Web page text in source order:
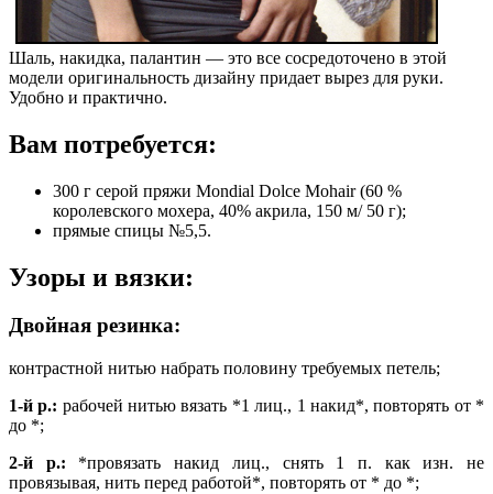
Шаль, накидка, палантин — это все сосредоточено в этой
модели оригинальность дизайну придает вырез для руки.
Удобно и практично.
Вам потребуется:
300 г серой пряжи Mondial Dolce Mohair (60 %
королевского мохера, 40% акрила, 150 м/ 50 г);
прямые спицы №5,5.
Узоры и вязки:
Двойная резинка:
контрастной нитью на­брать половину требуемых петель;
1-й р.: рабочей нитью вязать *1 лиц., 1 накид*, повторять от *
до *;
2-й р.: *провязать накид лиц., снять 1 п. как изн. не
провязывая, нить перед работой*, повторять от * до *;